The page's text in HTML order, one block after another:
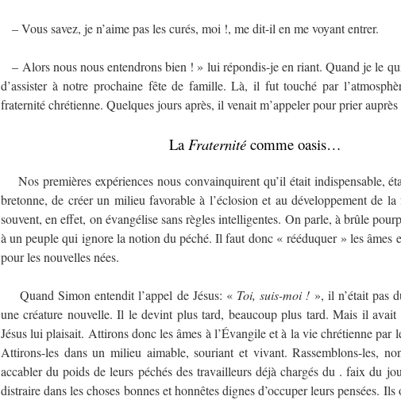
– Vous savez, je n’aime pas les curés, moi !, me dit-il en me voyant entrer.
– Alors nous nous entendrons bien ! » lui répondis-je en riant. Quand je le
d’assister à notre prochaine fête de famille. Là, il fut touché par
fraternité chrétienne. Quelques jours après, il venait m’appeler pour prier
LaFraternitécomme oasis…
Nos premières expériences nous convainquirent qu’il était indispensable,
bretonne, de créer un milieu favorable à l’éclosion et au développement de
souvent, en effet, on évangélise sans règles intelligentes. On parle, à brûle
à un peuple qui ignore la notion du péché. Il faut donc « rééduquer » les âmes
pour les nouvelles nées.
Quand Simon entendit l’appel de Jésus: « Toi, suis-moi ! », il n’était pas
une créature nouvelle. Il le devint plus tard, beaucoup plus tard. Mais il avait
Jésus lui plaisait. Attirons donc les âmes à l’Évangile et à la vie chrétienne par
Attirons-les dans un milieu aimable, souriant et vivant. Rassemblons-les,
accabler du poids de leurs péchés des travailleurs déjà chargés du . faix du
distraire dans les choses bonnes et honnêtes dignes d’occuper leurs pensées.